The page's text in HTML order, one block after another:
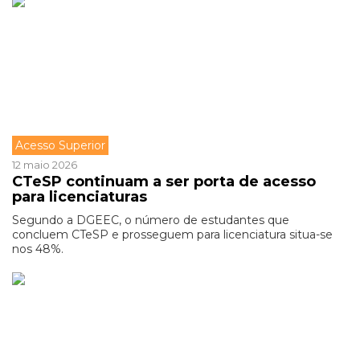
Acesso Superior
12 maio 2026
CTeSP continuam a ser porta de acesso
para licenciaturas
Segundo a DGEEC, o número de estudantes que
concluem CTeSP e prosseguem para licenciatura situa-se
nos 48%.